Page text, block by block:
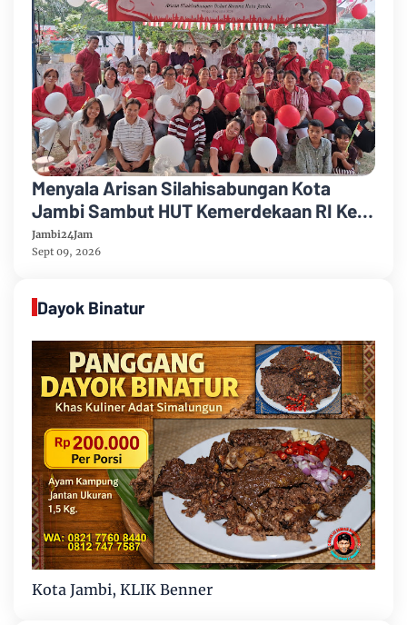
Menyala Arisan Silahisabungan Kota
Jambi Sambut HUT Kemerdekaan RI Ke
81 Gelar Berbagai Perlombaan
Jambi24Jam
Sept 09, 2026
Dayok Binatur
Kota Jambi, KLIK Benner